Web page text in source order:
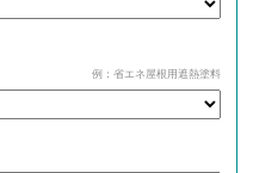
例：省エネ屋根用遮熱塗料